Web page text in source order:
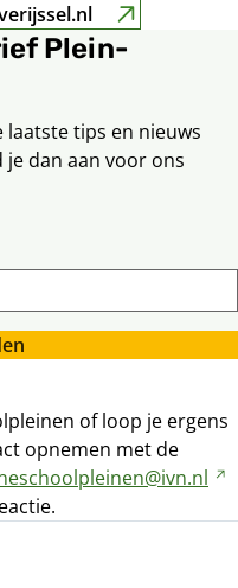
Plein-
tips en nieuws
dan aan voor ons
of loop je ergens
opnemen met de